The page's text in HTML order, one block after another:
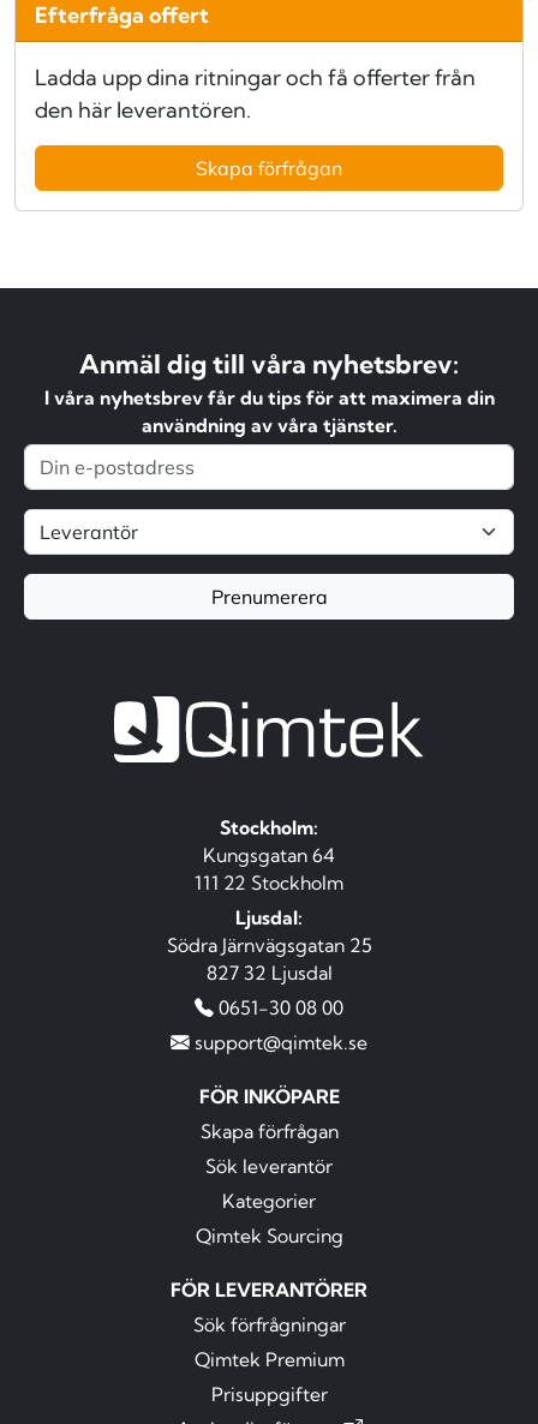
Efterfråga offert
Ladda upp dina ritningar och få offerter från
den här leverantören.
Skapa förfrågan
Anmäl dig till våra nyhetsbrev:
I våra nyhetsbrev får du tips för att maximera din
användning av våra tjänster.
Prenumerera
Stockholm:
Kungsgatan 64
111 22 Stockholm
Ljusdal:
Södra Järnvägsgatan 25
827 32 Ljusdal
0651-30 08 00
support@qimtek.se
FÖR INKÖPARE
Skapa förfrågan
Sök leverantör
Kategorier
Qimtek Sourcing
FÖR LEVERANTÖRER
Sök förfrågningar
Qimtek Premium
Prisuppgifter